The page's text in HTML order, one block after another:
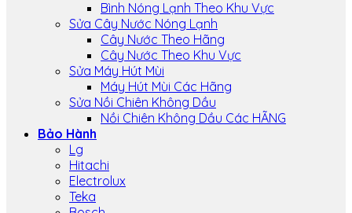
Bình Nóng Lạnh Theo Khu Vực
Sửa Cây Nước Nóng Lạnh
Cây Nước Theo Hãng
Cây Nước Theo Khu Vực
Sửa Máy Hút Mùi
Máy Hút Mùi Các Hãng
Sửa Nồi Chiên Không Dầu
Nồi Chiên Không Dầu Các HÃNG
Bảo Hành
Lg
Hitachi
Electrolux
Teka